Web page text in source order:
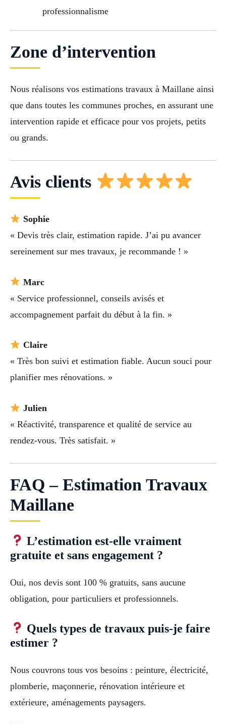
professionnalisme
Zone d’intervention
Nous réalisons vos estimations travaux à Maillane ainsi
que dans toutes les communes proches, en assurant une
intervention rapide et efficace pour vos projets, petits
ou grands.
Avis clients
Sophie
« Devis très clair, estimation rapide. J’ai pu avancer
sereinement sur mes travaux, je recommande ! »
Marc
« Service professionnel, conseils avisés et
accompagnement parfait du début à la fin. »
Claire
« Très bon suivi et estimation fiable. Aucun souci pour
planifier mes rénovations. »
Julien
« Réactivité, transparence et qualité de service au
rendez-vous. Très satisfait. »
FAQ – Estimation Travaux
Maillane
L’estimation est-elle vraiment
gratuite et sans engagement ?
Oui, nos devis sont 100 % gratuits, sans aucune
obligation, pour particuliers et professionnels.
Quels types de travaux puis-je faire
estimer ?
Nous couvrons tous vos besoins : peinture, électricité,
plomberie, maçonnerie, rénovation intérieure et
extérieure, aménagements paysagers.